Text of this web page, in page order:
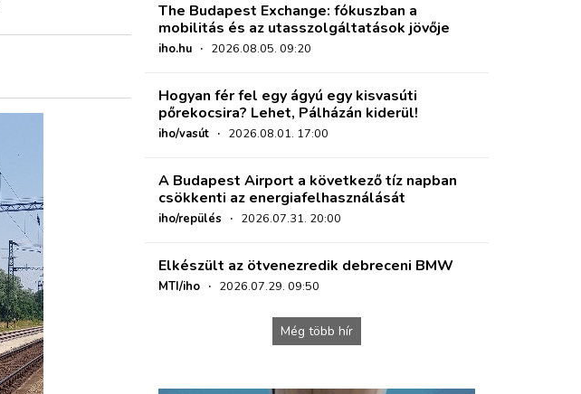
The Budapest Exchange: fókuszban a
mobilitás és az utasszolgáltatások jövője
iho.hu · 2026.08.05. 09:20
Hogyan fér fel egy ágyú egy kisvasúti
pőrekocsira? Lehet, Pálházán kiderül!
iho/vasút · 2026.08.01. 17:00
A Budapest Airport a következő tíz napban
csökkenti az energiafelhasználását
iho/repülés · 2026.07.31. 20:00
Elkészült az ötvenezredik debreceni BMW
MTI/iho · 2026.07.29. 09:50
Még több hír